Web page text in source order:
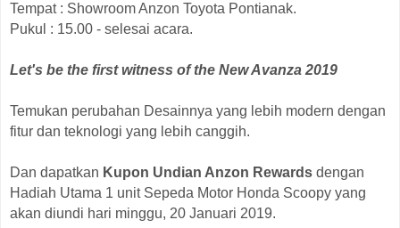
Tempat : Showroom Anzon Toyota Pontianak.
Pukul : 15.00 - selesai acara.
Let's be the first witness of the New Avanza 2019
Temukan perubahan Desainnya yang lebih modern dengan
fitur dan teknologi yang lebih canggih.
Dan dapatkan Kupon Undian Anzon Rewards dengan
Hadiah Utama 1 unit Sepeda Motor Honda Scoopy yang
akan diundi hari minggu, 20 Januari 2019.